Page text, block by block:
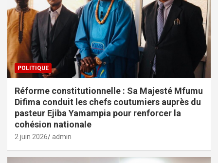
POLITIQUE
Réforme constitutionnelle : Sa Majesté Mfumu
Difima conduit les chefs coutumiers auprès du
pasteur Ejiba Yamampia pour renforcer la
cohésion nationale
2 juin 2026 admin